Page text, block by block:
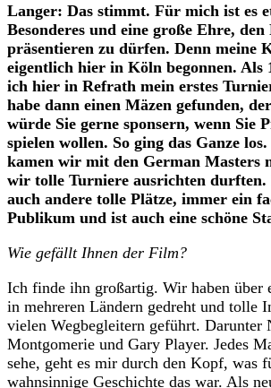
Langer: Das stimmt. Für mich ist es
Besonderes und eine große Ehre,
präsentieren zu dürfen. Denn meine
eigentlich hier in Köln begonnen. Als
ich hier in Refrath mein erstes
habe dann einen Mäzen gefunden,
würde Sie gerne sponsern, wenn Sie
spielen wollen. So ging das Ganze
kamen wir mit den German Masters
wir tolle Turniere ausrichten
auch andere tolle Plätze, immer ein
Publikum und ist auch eine schöne
Wie gefällt Ihnen der Film?
Ich finde ihn großartig. Wir haben über
in mehreren Ländern gedreht und tolle
vielen Wegbegleitern geführt. Darunter
Montgomerie und Gary Player. Jedes
sehe, geht es mir durch den Kopf, was
wahnsinnige Geschichte das war. Als